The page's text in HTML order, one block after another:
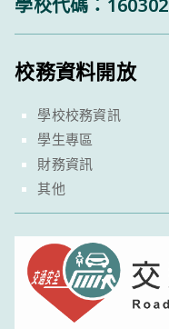
學校代碼：160302
校務資料開放
學校校務資訊
學生專區
財務資訊
其他